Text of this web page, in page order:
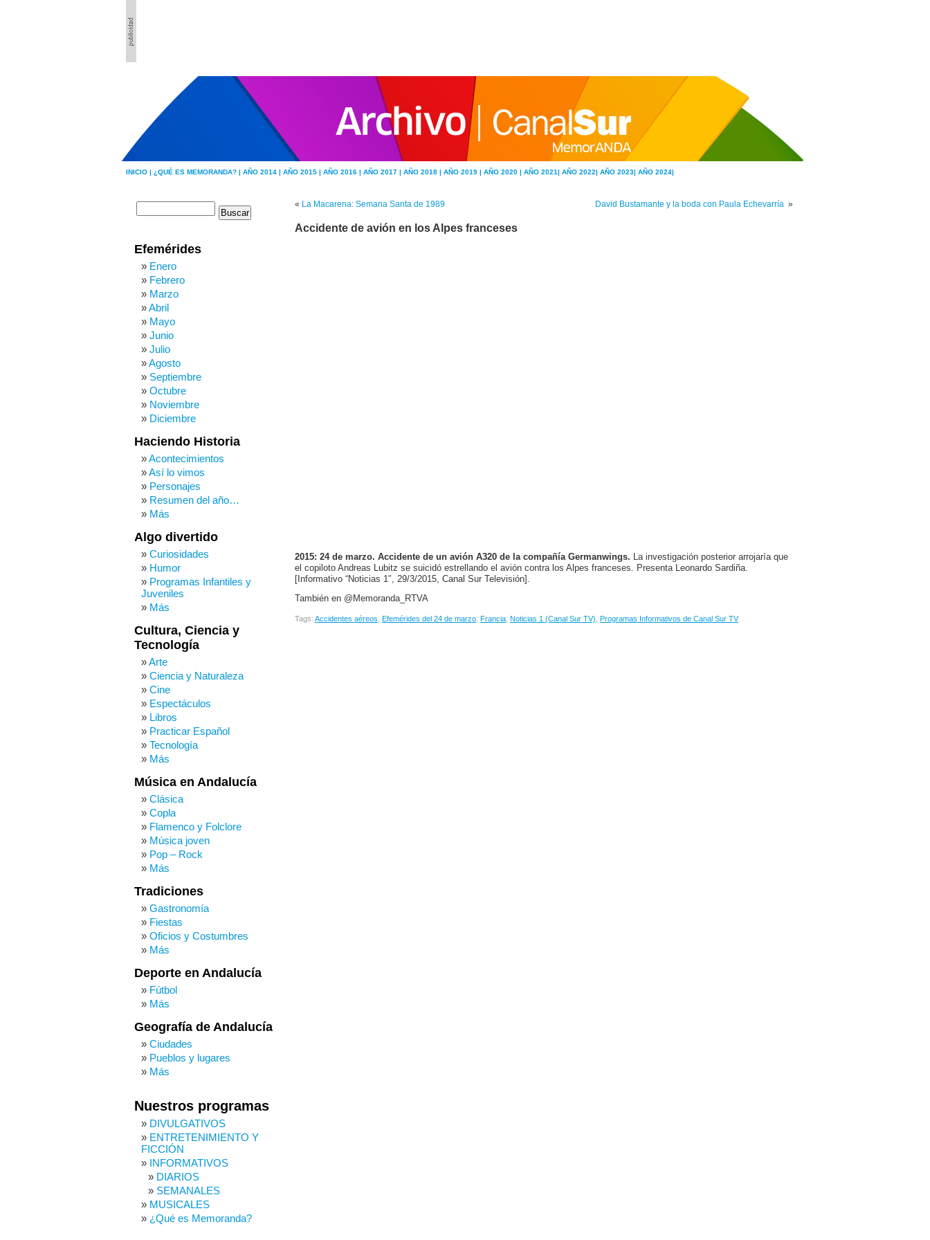
INICIO | ¿QUÉ ES MEMORANDA? | AÑO 2014 | AÑO 2015 | AÑO 2016 | AÑO 2017 | AÑO 2018 | AÑO 2019 | AÑO 2020 | AÑO 2021| AÑO 2022| AÑO 2023| AÑO 2024|
« La Macarena: Semana Santa de 1989 David Bustamante y la boda con Paula Echevarría »
Accidente de avión en los Alpes franceses
2015: 24 de marzo. Accidente de un avión A320 de la compañía Germanwings. La investigación posterior arrojaría que
el copiloto Andreas Lubitz se suicidó estrellando el avión contra los Alpes franceses. Presenta Leonardo Sardiña.
[Informativo “Noticias 1″, 29/3/2015, Canal Sur Televisión].
También en @Memoranda_RTVA
Tags: Accidentes aéreos Efemérides del 24 de marzo Francia Noticias 1 (Canal Sur TV) Programas Informativos de Canal Sur TV
Efemérides
Enero
Febrero
Marzo
Abril
Mayo
Junio
Julio
Agosto
Septiembre
Octubre
Noviembre
Diciembre
Haciendo Historia
Acontecimientos
Así lo vimos
Personajes
Resumen del año…
Más
Algo divertido
Curiosidades
Humor
Programas Infantiles y
Juveniles
Más
Cultura, Ciencia y
Tecnología
Arte
Ciencia y Naturaleza
Cine
Espectáculos
Libros
Practicar Español
Tecnología
Más
Música en Andalucía
Clásica
Copla
Flamenco y Folclore
Música joven
Pop – Rock
Más
Tradiciones
Gastronomía
Fiestas
Oficios y Costumbres
Más
Deporte en Andalucía
Fútbol
Más
Geografía de Andalucía
Ciudades
Pueblos y lugares
Más
Nuestros programas
DIVULGATIVOS
ENTRETENIMIENTO Y
FICCIÓN
INFORMATIVOS
DIARIOS
SEMANALES
MUSICALES
¿Qué es Memoranda?